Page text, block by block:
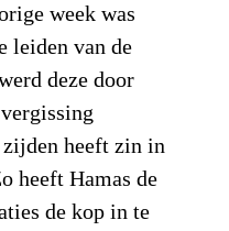
week was
leiden van de
deze door
zijden heeft zin in
heeft Hamas de
de kop in te